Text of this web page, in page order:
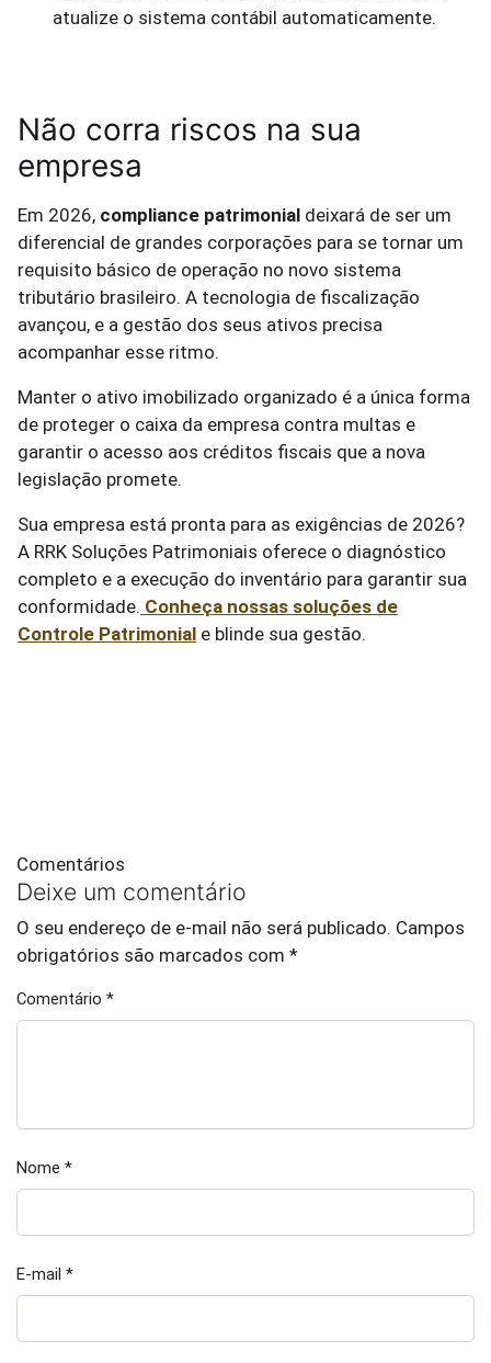
atualize o sistema contábil automaticamente.
Não corra riscos na sua
empresa
Em 2026, compliance patrimonial deixará de ser um
diferencial de grandes corporações para se tornar um
requisito básico de operação no novo sistema
tributário brasileiro. A tecnologia de fiscalização
avançou, e a gestão dos seus ativos precisa
acompanhar esse ritmo.
Manter o ativo imobilizado organizado é a única forma
de proteger o caixa da empresa contra multas e
garantir o acesso aos créditos fiscais que a nova
legislação promete.
Sua empresa está pronta para as exigências de 2026?
A RRK Soluções Patrimoniais oferece o diagnóstico
completo e a execução do inventário para garantir sua
conformidade. Conheça nossas soluções de
Controle Patrimonial e blinde sua gestão.
Comentários
Deixe um comentário
O seu endereço de e-mail não será publicado. Campos
obrigatórios são marcados com *
Comentário *
Nome *
E-mail *